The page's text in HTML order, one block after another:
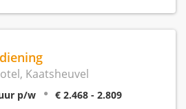
Kaatsheuvel
p/w € 2.468 - 2.809